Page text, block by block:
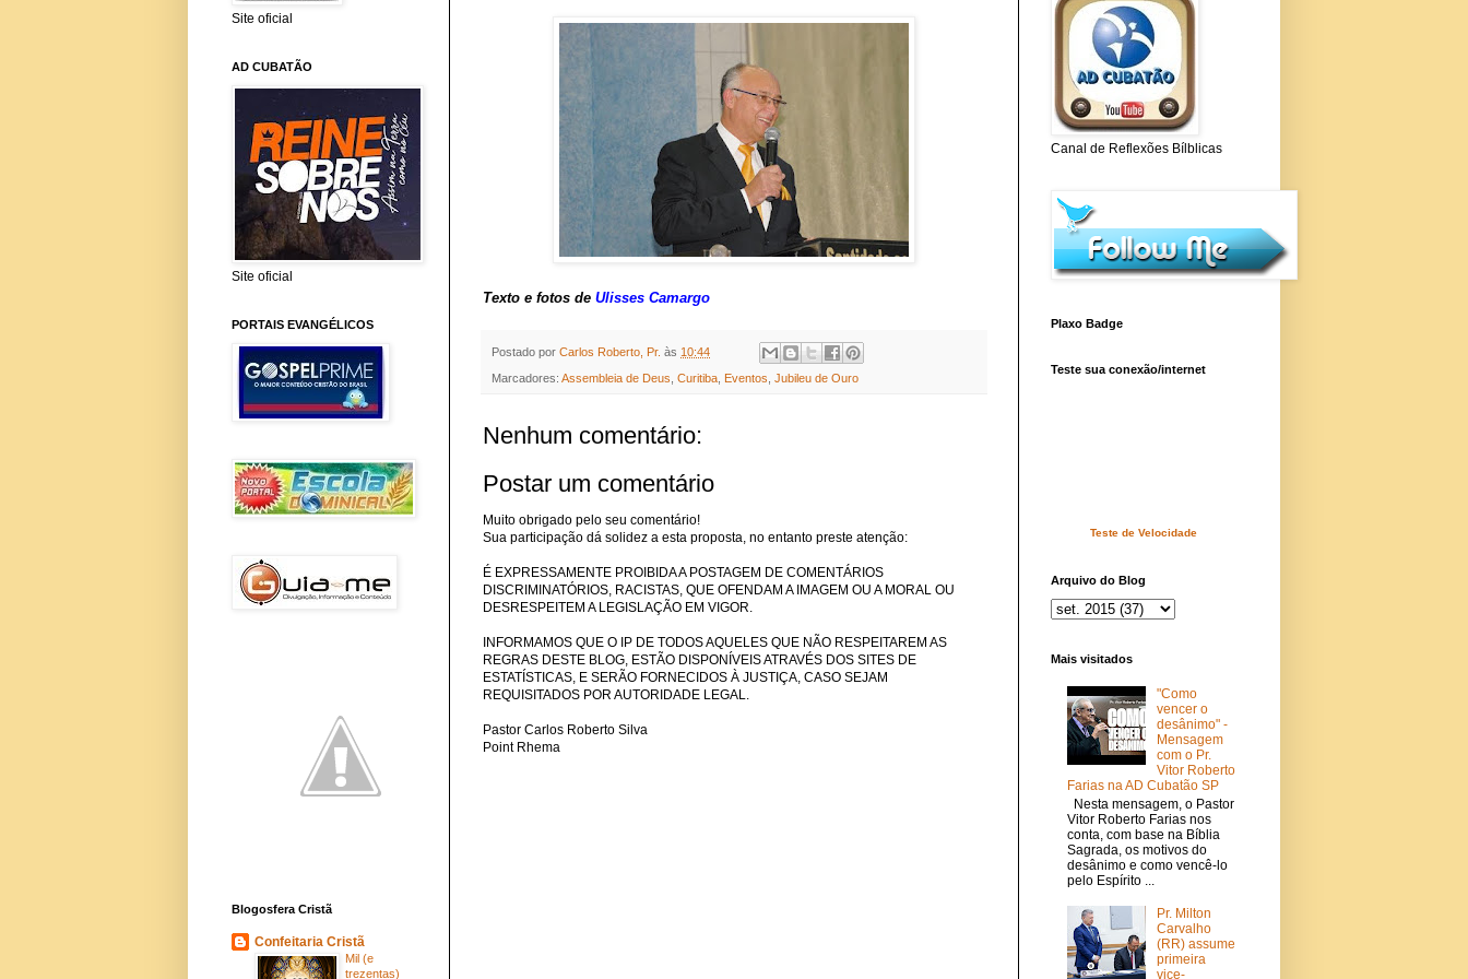
Texto e fotos de Ulisses Camargo
Postado por Carlos Roberto, Pr. às 10:44
Marcadores: Assembleia de Deus Curitiba Eventos Jubileu de Ouro
Nenhum comentário:
Postar um comentário
Muito obrigado pelo seu comentário!
Sua participação dá solidez a esta proposta, no entanto preste atenção:
É EXPRESSAMENTE PROIBIDA A POSTAGEM DE COMENTÁRIOS
DISCRIMINATÓRIOS, RACISTAS, QUE OFENDAM A IMAGEM OU A MORAL OU
DESRESPEITEM A LEGISLAÇÃO EM VIGOR.
INFORMAMOS QUE O IP DE TODOS AQUELES QUE NÃO RESPEITAREM AS
REGRAS DESTE BLOG, ESTÃO DISPONÍVEIS ATRAVÉS DOS SITES DE
ESTATÍSTICAS, E SERÃO FORNECIDOS À JUSTIÇA, CASO SEJAM
REQUISITADOS POR AUTORIDADE LEGAL.
Pastor Carlos Roberto Silva
Point Rhema
Site oficial
AD CUBATÃO
Site oficial
PORTAIS EVANGÉLICOS
Blogosfera Cristã
Confeitaria Cristã
Mil (e
trezentas)
Canal de Reflexões Bílblicas
Plaxo Badge
Teste sua conexão/internet
Teste de Velocidade
Arquivo do Blog
Mais visitados
"Como
vencer o
desânimo" -
Mensagem
com o Pr.
Vitor Roberto
Farias na AD Cubatão SP
Nesta mensagem, o Pastor
Vitor Roberto Farias nos
conta, com base na Bíblia
Sagrada, os motivos do
desânimo e como vencê-lo
pelo Espírito ...
Pr. Milton
Carvalho
(RR) assume
primeira
vice-